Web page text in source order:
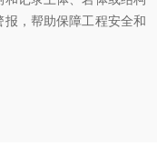
，帮助保障工程安全和